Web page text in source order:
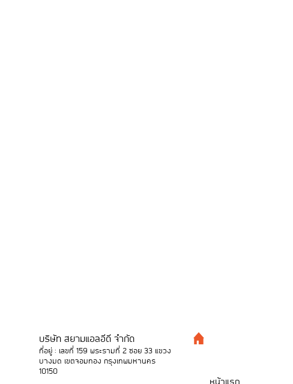
บริษัท สยามแอลอีดี จำกัด
ที่อยู่ : เลขที่ 159 พระรามที่ 2 ซอย 33 แขวง
บางมด เขตจอมทอง กรุงเทพมหานคร
10150
หน้าแรก